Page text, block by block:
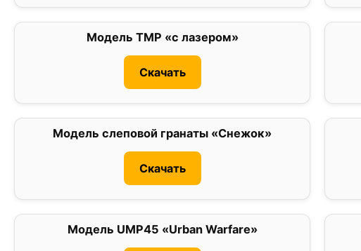
Модель TMP «с лазером»
Скачать
Модель слеповой гранаты «Снежок»
Скачать
Модель UMP45 «Urban Warfare»